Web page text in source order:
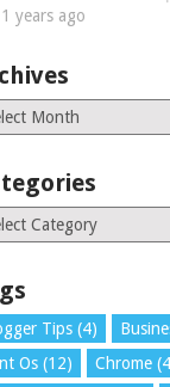
years ago
Tips (4)
Os (12) Chrome